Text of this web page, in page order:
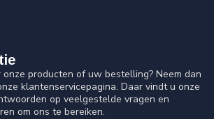
producten of uw bestelling? Neem dan
klantenservicepagina. Daar vindt u onze
op veelgestelde vragen en
om ons te bereiken.